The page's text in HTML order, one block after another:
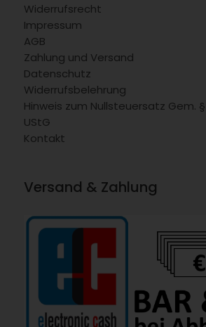
Widerrufsrecht
Impressum
AGB
Zahlung und Versand
Datenschutz
Widerrufsbelehrung
Hinweis zum Nullsteuersatz Gem. §
UStG
Kontakt
Versand & Zahlung